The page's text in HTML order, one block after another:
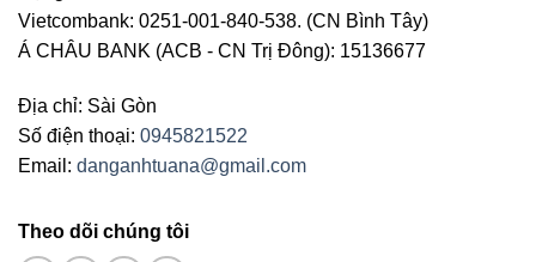
Vietcombank: 0251-001-840-538. (CN Bình Tây)
Á CHÂU BANK (ACB - CN Trị Đông): 15136677
Địa chỉ: Sài Gòn
Số điện thoại: 0945821522
Email: danganhtuana@gmail.com
Theo dõi chúng tôi